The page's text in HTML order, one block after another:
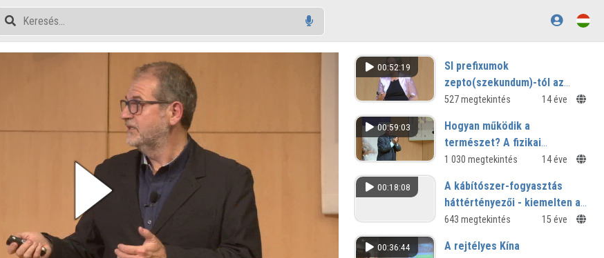
00:52:19
SI prefixumok
zepto(szekundum)-tól az
Exa(Watt)-ig az ultrarövid
527 megtekintés 14 éve
00:59:03
Hogyan működik a
természet? A fizikai
törvények univerzális jellege
1 030 megtekintés 14 éve
00:18:08
A kábítószer-fogyasztás
háttértényezői - kiemelten a
családi kapcsolatokra,
értékrendszerre vonatkozóan
643 megtekintés 15 éve
00:36:44 A rejtélyes Kína